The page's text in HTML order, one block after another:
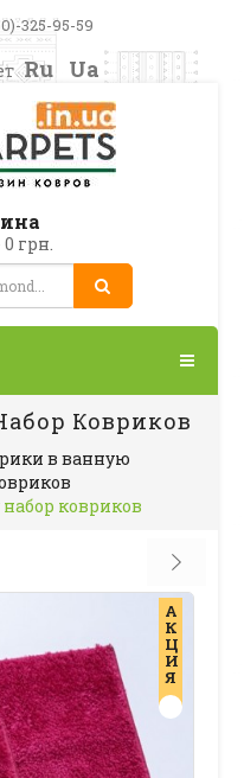
325-95-59
Ru Ua
грн.
Ковриков
в ванную
ковриков
А
К
Ц
И
Я